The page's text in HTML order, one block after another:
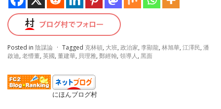
Posted in 陰謀論 · Tagged 克林頓, 大班, 政治家, 李顯龍, 林旭華, 江澤民, 潘
啟迪, 老懵董, 英國, 董建華, 貝理雅, 鄭經翰, 領導人, 黑面
にほんブログ村